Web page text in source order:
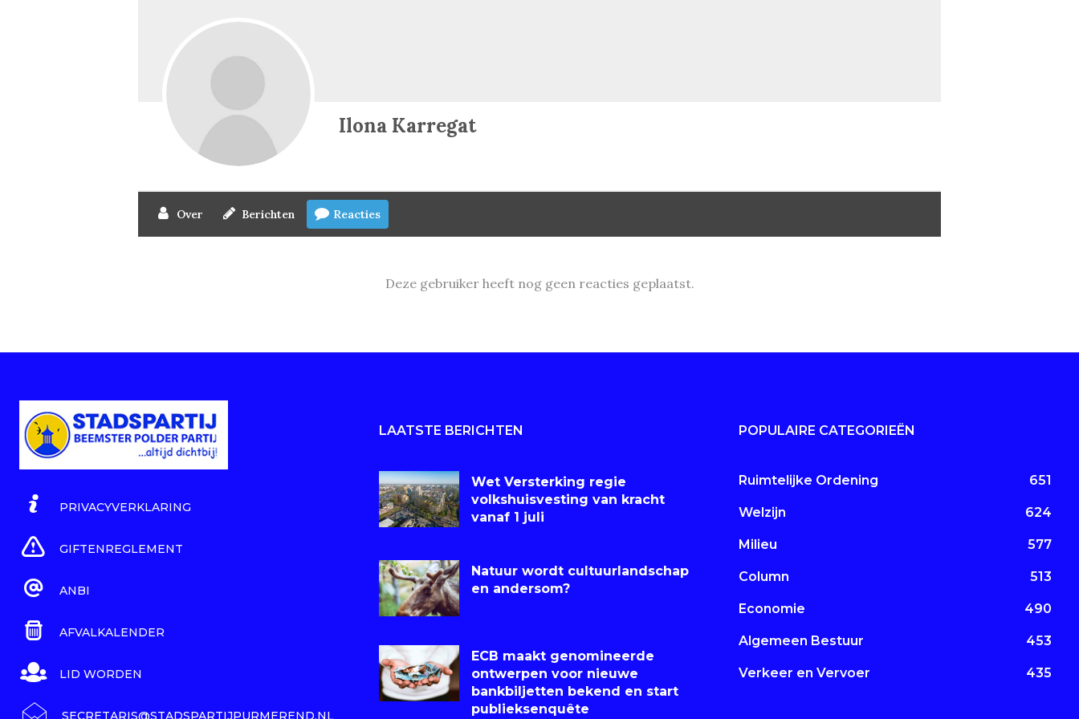
Ilona Karregat
Over Berichten Reacties
Deze gebruiker heeft nog geen reacties geplaatst.
PRIVACYVERKLARING
GIFTENREGLEMENT
ANBI
AFVALKALENDER
LID WORDEN
SECRETARIS@STADSPARTIJPURMEREND.NL
LAATSTE BERICHTEN
Wet Versterking regie
volkshuisvesting van kracht
vanaf 1 juli
Natuur wordt cultuurlandschap
en andersom?
ECB maakt genomineerde
ontwerpen voor nieuwe
bankbiljetten bekend en start
publieksenquête
POPULAIRE CATEGORIEËN
Ruimtelijke Ordening 651
Welzijn 624
Milieu 577
Column 513
Economie 490
Algemeen Bestuur 453
Verkeer en Vervoer 435